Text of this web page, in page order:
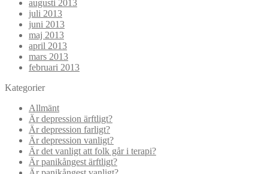
augusti 2013
juli 2013
juni 2013
maj 2013
april 2013
mars 2013
februari 2013
Kategorier
Allmänt
Är depression ärftligt?
Är depression farligt?
Är depression vanligt?
Är det vanligt att folk går i terapi?
Är panikångest ärftligt?